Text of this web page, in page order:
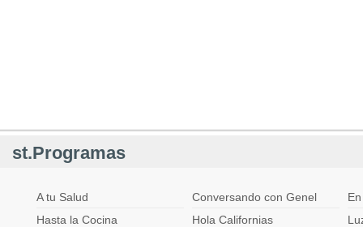
st.Programas
A tu Salud Conversando con Genel
Hasta la Cocina
Hola Californias